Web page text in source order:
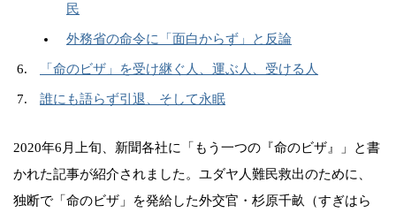
民
外務省の命令に「面白からず」と反論
「命のビザ」を受け継ぐ人、運ぶ人、受ける人
誰にも語らず引退、そして永眠
2020年6月上旬、新聞各社に「もう一つの『命のビザ』」と書
かれた記事が紹介されました。ユダヤ人難民救出のために、
独断で「命のビザ」を発給した外交官・杉原千畝（すぎはら